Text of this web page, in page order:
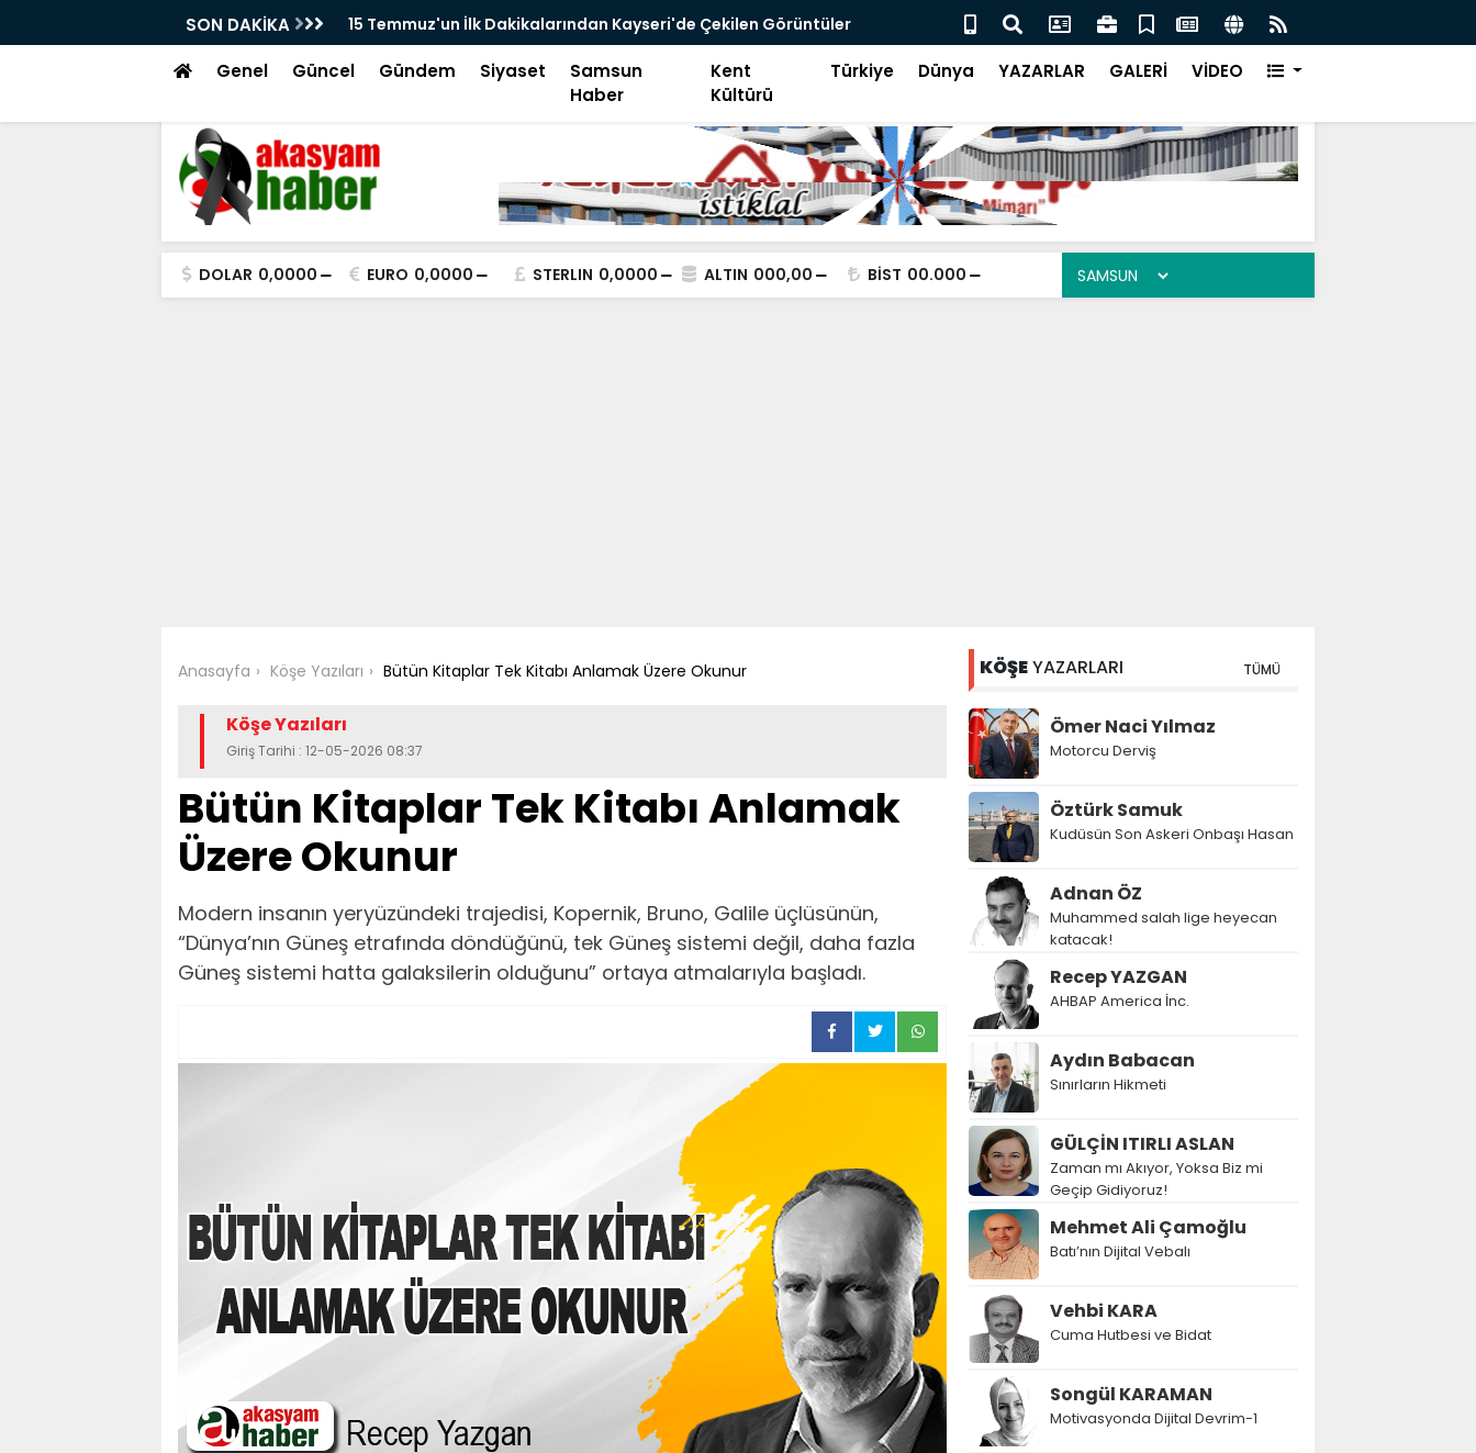
SON DAKİKA
İlk Dakikalarından Kayseri'de Çekilen Görüntüler
Ferhat Çakır'ın Meydandaki Çağrısı Kamerada
Beğeni Avcılığı, Ego Enflasyonu ve Çelişkiler Çağı İFAM'da Büyük İcazet Heyecanı
Genel Güncel Gündem Siyaset
Samsun
Haber
Kent
Kültürü
Türkiye Dünya YAZARLAR GALERİ VİDEO
DOLAR 0,0000 EURO 0,0000 STERLIN 0,0000 ALTIN 000,00 BİST 00.000
Anasayfa Köşe Yazıları Bütün Kitaplar Tek Kitabı Anlamak Üzere Okunur
Köşe Yazıları
Giriş Tarihi : 12-05-2026 08:37
Bütün Kitaplar Tek Kitabı Anlamak
Üzere Okunur
Modern insanın yeryüzündeki trajedisi, Kopernik, Bruno, Galile üçlüsünün,
“Dünya’nın Güneş etrafında döndüğünü, tek Güneş sistemi değil, daha fazla
Güneş sistemi hatta galaksilerin olduğunu” ortaya atmalarıyla başladı.
KÖŞEYAZARLARI TÜMÜ
Ömer Naci Yılmaz
Motorcu Derviş
Öztürk Samuk
Kudüsün Son Askeri Onbaşı Hasan
Adnan ÖZ
Muhammed salah lige heyecan
katacak!
Recep YAZGAN
AHBAP America İnc.
Aydın Babacan
Sınırların Hikmeti
GÜLÇİN ITIRLI ASLAN
Zaman mı Akıyor, Yoksa Biz mi
Geçip Gidiyoruz!
Mehmet Ali Çamoğlu
Batı’nın Dijital Vebalı
Vehbi KARA
Cuma Hutbesi ve Bidat
Songül KARAMAN
Motivasyonda Dijital Devrim-1